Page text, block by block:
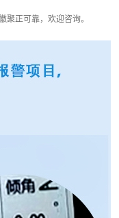
正可靠，欢迎咨询。